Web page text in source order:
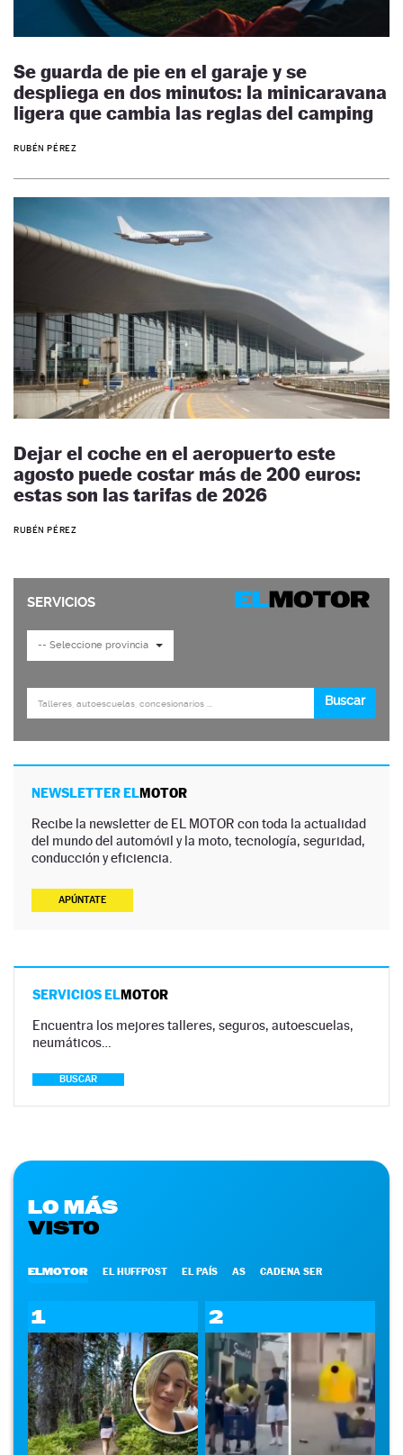
Se guarda de pie en el garaje y se
despliega en dos minutos: la minicaravana
ligera que cambia las reglas del camping
RUBÉN PÉREZ
Dejar el coche en el aeropuerto este
agosto puede costar más de 200 euros:
estas son las tarifas de 2026
RUBÉN PÉREZ
NEWSLETTER ELMOTOR
Recibe la newsletter de EL MOTOR con toda la actualidad
del mundo del automóvil y la moto, tecnología, seguridad,
conducción y eficiencia.
APÚNTATE
SERVICIOS ELMOTOR
Encuentra los mejores talleres, seguros, autoescuelas,
neumáticos…
BUSCAR
LO MÁS
VISTO
ELMOTOR EL HUFFPOST EL PAÍS AS CADENA SER
1 2